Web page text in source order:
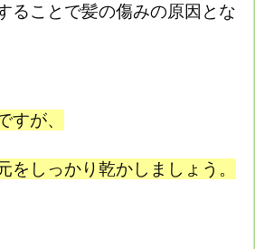
ることで髪の傷みの原因とな
すが、
をしっかり乾かしましょう。